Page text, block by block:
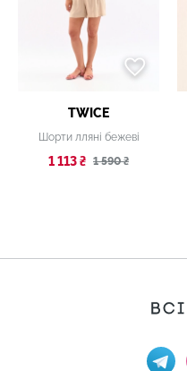
TWICE
Шорти лляні бежеві
1 113 ₴ 1 590 ₴